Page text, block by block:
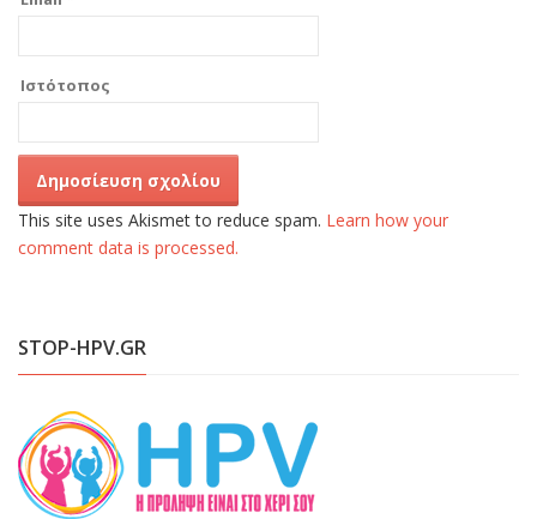
Ιστότοπος
This site uses Akismet to reduce spam. Learn how your
comment data is processed.
STOP-HPV.GR